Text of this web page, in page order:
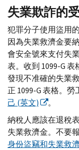
失業欺詐的
犯罪分子使用盜用
因為失業救濟金要
會安全號來支付失
表。收到 1099-G表
發現不准確的失業
正 1099-G表格。勞
己 (英文)
。
納稅人應該在退稅
失業救濟金。不要
身份盜竊和失業救